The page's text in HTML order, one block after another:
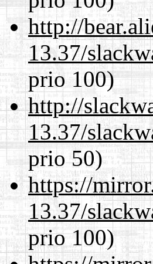
http://
13.37/
prio 100)
http://
13.37/
prio 50)
https://
13.37/
prio 100)